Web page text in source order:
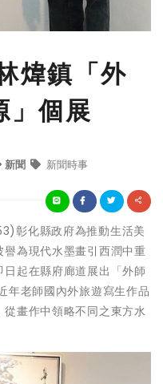
煒鎮「外
」個展
新聞 新聞時事
彰化縣政府為推動生活美
為現代水墨畫引西潤中重
起在縣府廊道展出「外師
年老師國內外旅遊寫生作品
畫作中領略不同之東方水